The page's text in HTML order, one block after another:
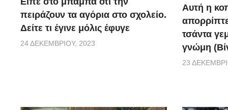
πειράζουν τα αγόρια στο σχολείο.
Δείτε τι έγινε μόλις έφυγε
24 ΔΕΚΕΜΒΡΊΟΥ, 2023
Αυτή η
τσάντα
γνώμη
23